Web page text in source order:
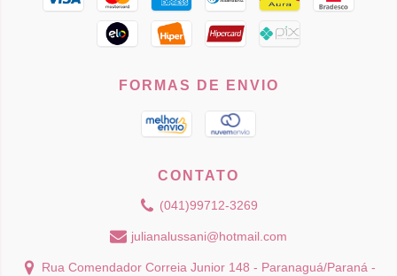
FORMAS DE ENVIO
CONTATO
(041)99712-3269
julianalussani@hotmail.com
Rua Comendador Correia Junior 148 - Paranaguá/Paraná -